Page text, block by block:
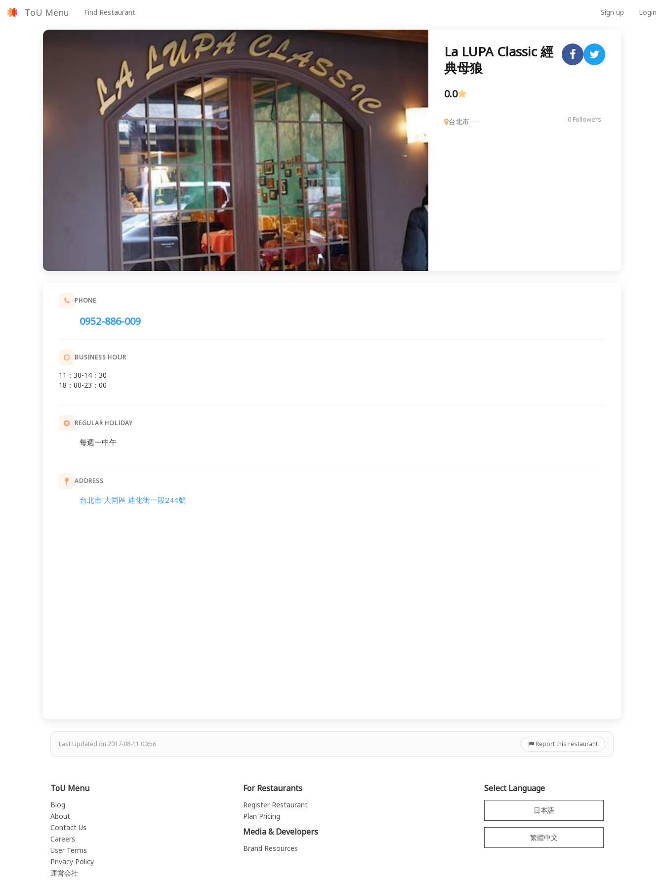
ToU Menu Find Restaurant Sign up Login
La LUPA Classic 經
典母狼
0.0
台北市 0 Followers
PHONE
0952-886-009
BUSINESS HOUR
11：30-14：30
18：00-23：00
REGULAR HOLIDAY
每週一中午
ADDRESS
台北市 大同區 迪化街一段244號
Last Updated on 2017-08-11 00:56 Report this restaurant
ToU Menu
Blog
About
Contact Us
Careers
User Terms
Privacy Policy
運営会社
For Restaurants
Register Restaurant
Plan Pricing
Media & Developers
Brand Resources
Select Language
日本語
繁體中文